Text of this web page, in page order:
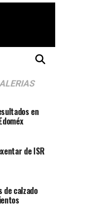
en
de ISR
calzado